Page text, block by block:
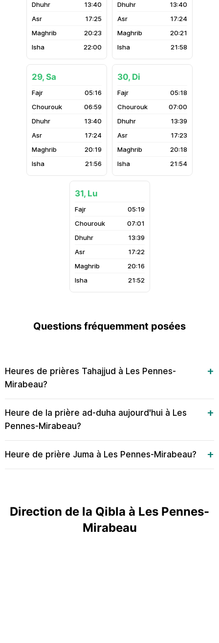
13:40
17:25
20:23
22:00
13:40
17:24
20:21
21:58
29, Sa
05:16
06:59
13:40
17:24
20:19
21:56
30, Di
05:18
07:00
13:39
17:23
20:18
21:54
31, Lu
05:19
07:01
13:39
17:22
20:16
21:52
Questions fréquemment posées
Heures de prières Tahajjud à Les Pennes-
Mirabeau?
Heure de la prière ad-duha aujourd'hui à Les
Pennes-Mirabeau?
Heure de prière Juma à Les Pennes-Mirabeau?
Direction de la Qibla à Les Pennes-
Mirabeau